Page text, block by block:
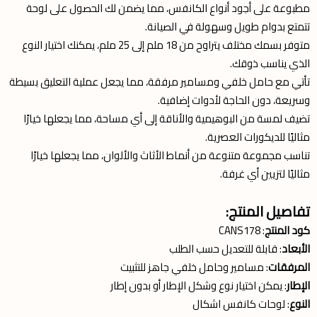
مطبوعة على أجود أنواع الكانفس، مما يضمن لك الحصول على لوحة
تتمتع بدوام طويل وسهولة في الصيانة.
متوفر بسمك مختلف يتراوح من 18 ملم إلى 25 ملم، يمكنك اختيار النوع
الذي يناسب ذوقك.
تأتي مع حامل خلفي ومسامير مرفقة، مما يجعل عملية التعليق بسيطة
وسريعة، دون الحاجة لأدوات إضافية.
تضيف لمسة من البوهيمية والأناقة إلى أي مساحة، مما يجعلها خيارًا
مثاليًا للديكورات العصرية.
تناسب مجموعة متنوعة من أنماط الأثاث والألوان، مما يجعلها خيارًا
مثاليًا لتزيين أي غرفة.
تفاصيل المنتج:
كود المنتج: CANS178
الأبعاد: قابلة للتعديل حسب الطلب
المرفقات: مسامير وحامل خلفي جاهز للتثبيت
الإطار: يمكن اختيار نوع وشكل الإطار أو بدون إطار
النوع: لوحات كانفس اشكال